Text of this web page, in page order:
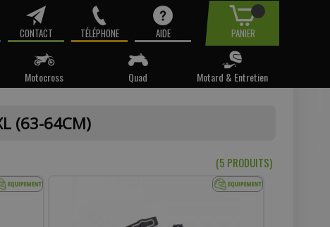
CONTACT TÉLÉPHONE AIDE PANIER
Motocross Quad Motard & Entretien
(63-64CM)
(5 PRODUITS)
email.
pas